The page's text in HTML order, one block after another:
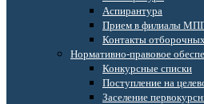
Аспирантура
Прием в филиалы
Контакты
Нормативно-правовое
Конкурсные списки
Поступление на
Заселение